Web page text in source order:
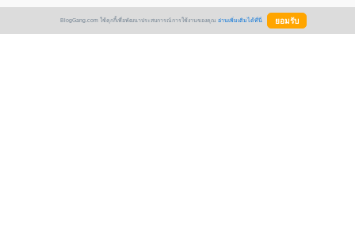
1 กุมภาพันธ์ 2554 4:13:25 น. Counter :
Pageviews.
BlogGang.com ใช้คุกกี้เพื่อพัฒนาประสบการณ์การใช้งานของคุณ อ่านเพิ่มเติมได้ที่นี่